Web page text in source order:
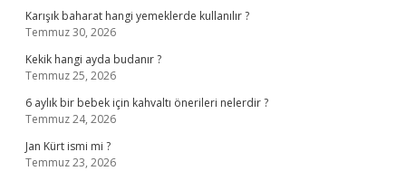
Karışık baharat hangi yemeklerde kullanılır ?
Temmuz 30, 2026
Kekik hangi ayda budanır ?
Temmuz 25, 2026
6 aylık bir bebek için kahvaltı önerileri nelerdir ?
Temmuz 24, 2026
Jan Kürt ismi mi ?
Temmuz 23, 2026